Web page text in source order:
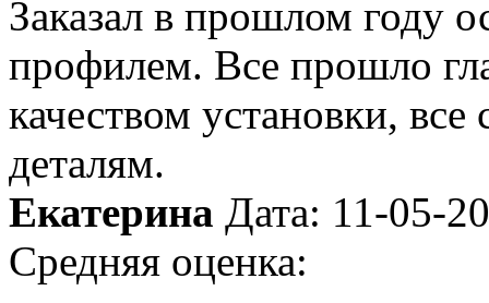
Заказал в прошлом году
профилем. Все прошло
качеством установки,
деталям.
Екатерина Дата: 11-05-
Средняя оценка: